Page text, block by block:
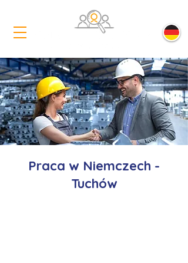
Praca w Niemczech -
Tuchów